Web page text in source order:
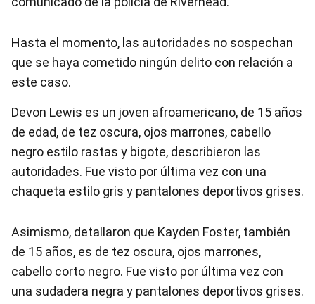
Hasta el momento, las autoridades no sospechan
que se haya cometido ningún delito con relación a
este caso.
Devon Lewis es un joven afroamericano, de 15 años
de edad, de tez oscura, ojos marrones, cabello
negro estilo rastas y bigote, describieron las
autoridades. Fue visto por última vez con una
chaqueta estilo gris y pantalones deportivos grises.
Asimismo, detallaron que Kayden Foster, también
de 15 años, es de tez oscura, ojos marrones,
cabello corto negro. Fue visto por última vez con
una sudadera negra y pantalones deportivos grises.